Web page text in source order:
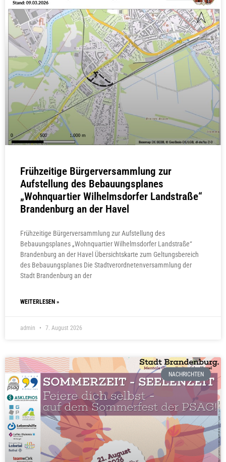
Frühzeitige Bürgerversammlung zur
Aufstellung des Bebauungsplanes
„Wohnquartier Wilhelmsdorfer Landstraße“
Brandenburg an der Havel
Frühzeitige Bürgerversammlung zur Aufstellung des
Bebauungsplanes „Wohnquartier Wilhelmsdorfer Landstraße“
Brandenburg an der Havel Übersichtskarte zum Geltungsbereich
des Bebauungsplanes Die Stadtverordnetenversammlung der
Stadt Brandenburg an der
WEITERLESEN »
admin 7. August 2026
NACHRICHTEN